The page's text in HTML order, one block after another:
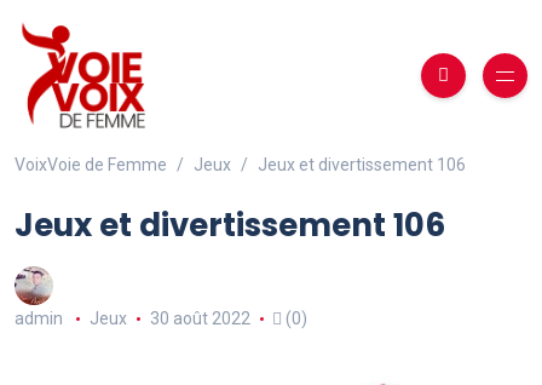
VoixVoie de Femme Jeux Jeux et divertissement 106
Jeux et divertissement 106
admin Jeux 30 août 2022 (0)